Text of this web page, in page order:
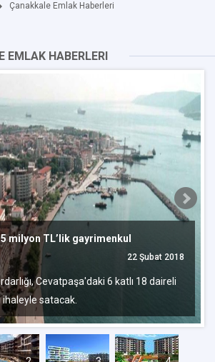
Çanakkale Emlak Haberleri
EMLAK HABERLERI
milyon TL’lik gayrimenkul
22 Şubat 2018
Cevatpaşa'daki 6 katlı 18 daireli
satacak.